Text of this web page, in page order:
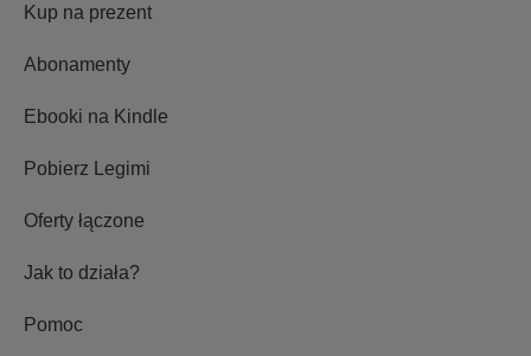
Kup na prezent
Abonamenty
Ebooki na Kindle
Pobierz Legimi
Oferty łączone
Jak to działa?
Pomoc